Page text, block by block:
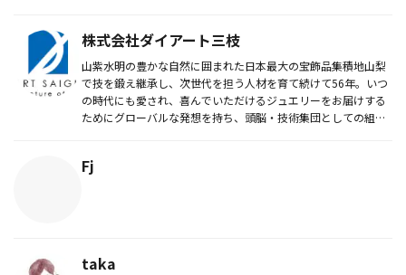
株式会社ダイアート三枝
山紫水明の豊かな自然に囲まれた日本最大の宝飾品集積地山梨
で技を鍛え継承し、次世代を担う人材を育て続けて56年。いつ
の時代にも愛され、喜んでいただけるジュエリーをお届けする
ためにグローバルな発想を持ち、頭脳・技術集団としての組織
Fj
taka